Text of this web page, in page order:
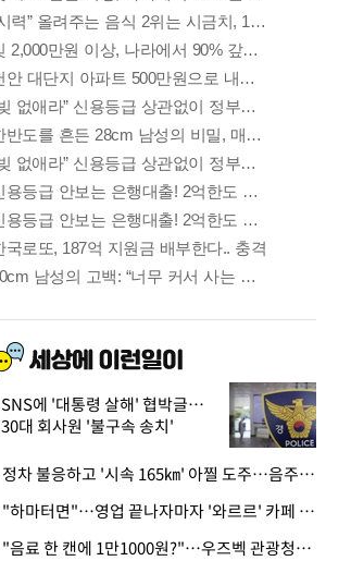
SNS에 '대통령 살해' 협박글…
30대 회사원 '불구속 송치'
· 정차 불응하고 '시속 165㎞' 아찔 도주…음주운전자 체포
· "하마터면"…영업 끝나자마자 '와르르' 카페 테라스 덮친 대리석 외벽
· "음료 한 캔에 1만1000원?"…우즈벡 관광청까지 나섰다, 유튜버 폭로 후폭풍